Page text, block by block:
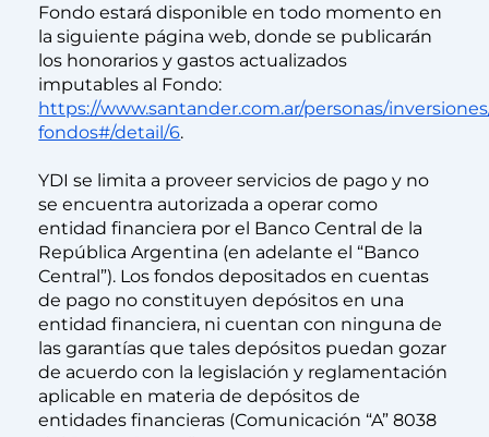
Fondo estará disponible en todo momento en
la siguiente página web, donde se publicarán
los honorarios y gastos actualizados
imputables al Fondo:
https://www.santander.com.ar/personas/
fondos#/detail/6.
YDI se limita a proveer servicios de pago y no
se encuentra autorizada a operar como
entidad financiera por el Banco Central de la
República Argentina (en adelante el “Banco
Central”). Los fondos depositados en cuentas
de pago no constituyen depósitos en una
entidad financiera, ni cuentan con ninguna de
las garantías que tales depósitos puedan gozar
de acuerdo con la legislación y reglamentación
aplicable en materia de depósitos de
entidades financieras (Comunicación “A” 8038